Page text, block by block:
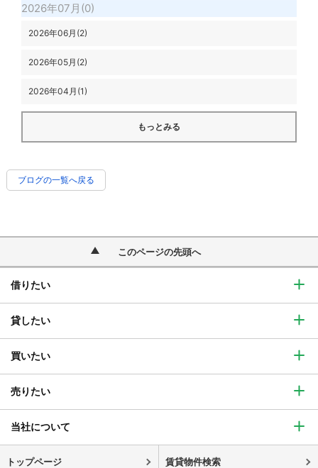
2026年07月(0)
2026年06月(2)
2026年05月(2)
2026年04月(1)
もっとみる
ブログの一覧へ戻る
このページの先頭へ
借りたい
貸したい
買いたい
売りたい
当社について
トップページ 賃貸物件検索